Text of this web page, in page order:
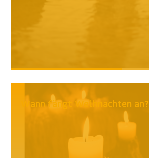
Wann fängt Weihnachten an?